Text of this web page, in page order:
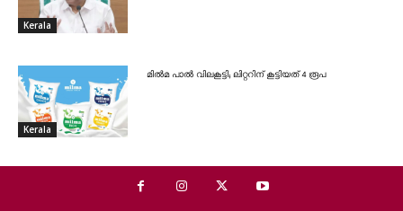
Kerala
Kerala
മിൽമ പാൽ വിലകൂട്ടി; ലിറ്ററിന് കൂട്ടിയത് 4 രൂപ